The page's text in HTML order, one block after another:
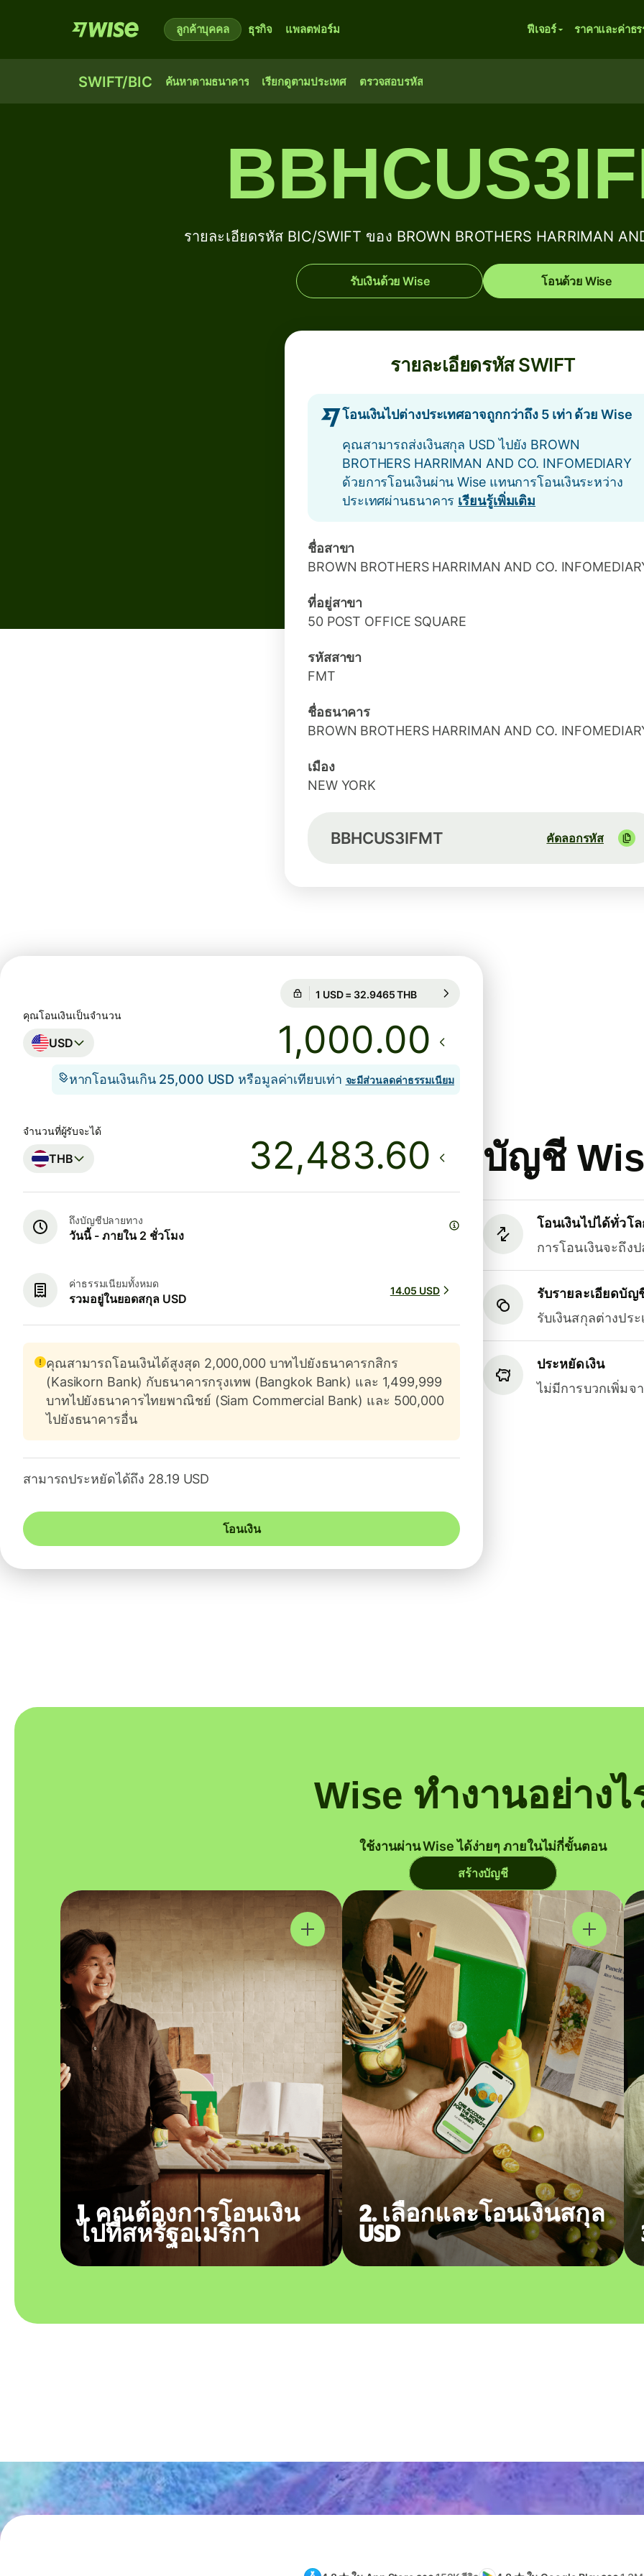
ลูกค้าบุคคล ธุรกิจ แพลตฟอร์ม ฟีเจอร์ ราคาและค่าธ
SWIFT/BIC ค้นหาตามธนาคาร เรียกดูตามประเทศ ตรวจสอบรหัส
รายละเอียดรหัส BIC/SWIFT ของ BROWN BROTHERS HARRIMAN
รับเงินด้วย Wise โอนด้วย Wise
รายละเอียดรหัส SWIFT
โอนเงินไปต่างประเทศอาจถูกกว่าถึง 5 เท่า ด้วย Wise
คุณสามารถส่งเงินสกุล USD ไปยัง BROWN
BROTHERS HARRIMAN AND CO. INFOMEDIARY
ด้วยการโอนเงินผ่าน Wise แทนการโอนเงินระหว่าง
ประเทศผ่านธนาคาร เรียนรู้เพิ่มเติม
ชื่อสาขา
BROWN BROTHERS HARRIMAN AND CO.
ที่อยู่สาขา
50 POST OFFICE SQUARE
รหัสสาขา
FMT
ชื่อธนาคาร
BROWN BROTHERS HARRIMAN AND CO.
เมือง
NEW YORK
BBHCUS3IFMT คัดลอกรหัส
บัญชี
โอนเงินไปได้ทั่วโ
การโอนเงินจะถึง
รับรายละเอียดบัญ
รับเงินสกุลต่างปร
ประหยัดเงิน
ไม่มีการบวกเพิ่มจ
การันตีเรทนี้เป็นเวลา 8 ชม.
คุณโอนเงินเป็นจำนวน
USD .00
หากโอนเงินเกิน 25,000 USD หรือมูลค่าเทียบเท่า จะมีส่วนลดค่าธรรมเนียม
จำนวนที่ผู้รับจะได้
THB
ถึงบัญชีปลายทาง
วันนี้ - ภายใน 2 ชั่วโมง
ค่าธรรมเนียมทั้งหมด
รวมอยู่ในยอดสกุล USD
14.05 USD
คุณสามารถโอนเงินได้สูงสุด 2,000,000 บาทไปยังธนาคารกสิกร
(Kasikorn Bank) กับธนาคารกรุงเทพ (Bangkok Bank) และ 1,499,999
บาทไปยังธนาคารไทยพาณิชย์ (Siam Commercial Bank) และ 500,000
ไปยังธนาคารอื่น
สามารถประหยัดได้ถึง 28.19 USD
โอนเงิน
Wise ทำงานอย่างไ
ใช้งานผ่าน Wise ได้ง่ายๆ ภายในไม่กี่ขั้นตอน
สร้างบัญชี
1. คุณต้องการโอนเงิน
ไปที่สหรัฐอเมริกา
2. เลือกและโอนเงินสกุล
USD